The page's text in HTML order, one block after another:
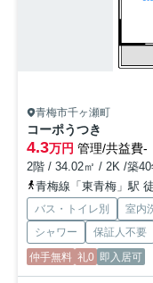
青梅市千ヶ瀬町
コーポうつき
4.3万円 管理/共益費-
2階 / 34.02㎡ / 2K /築
青梅線「東青梅」駅
バス・トイレ別 室内
シャワー
保証人不要
仲手無料 礼0 即入居可